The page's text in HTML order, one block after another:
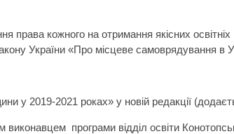
права кожного на отримання якісних
України «Про місцеве самоврядування в
у 2019-2021 роках» у новій редакції
виконавцем програми відділ освіти